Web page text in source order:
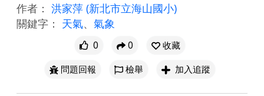
作者： 洪家萍 (新北市立海山國小)
關鍵字： 天氣、 氣象
0 0
收藏
問題回報
檢舉 加入追蹤